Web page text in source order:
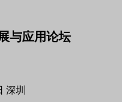
与应用论坛
深圳